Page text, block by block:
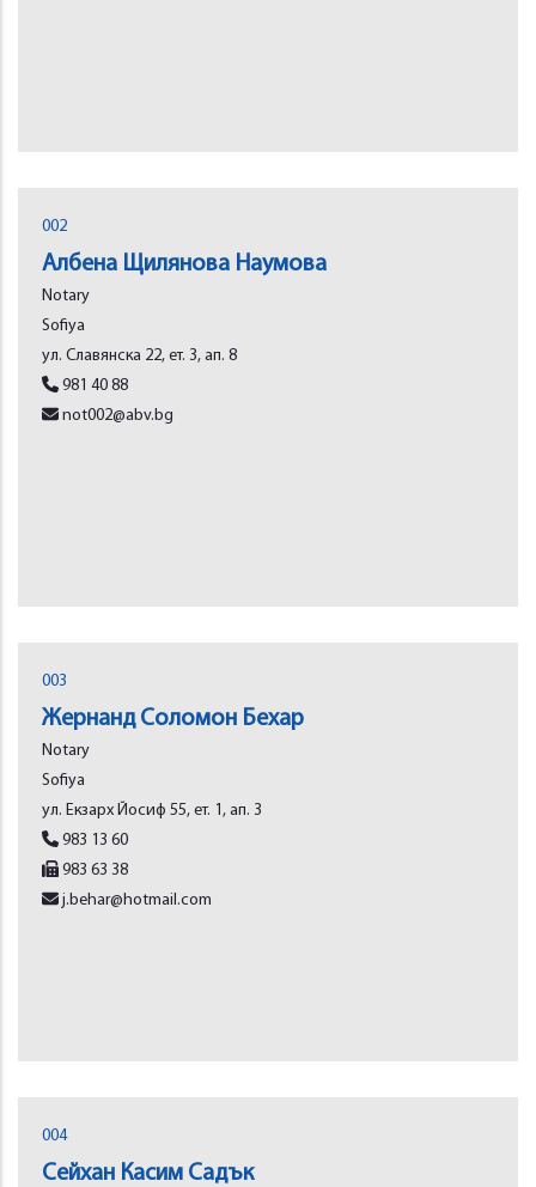
002
Албена Щилянова Наумова
Notary
Sofiya
ул. Славянска 22, ет. 3, ап. 8
981 40 88
not002@abv.bg
003
Жернанд Соломон Бехар
Notary
Sofiya
ул. Екзарх Йосиф 55, ет. 1, ап. 3
983 13 60
983 63 38
j.behar@hotmail.com
004
Сейхан Касим Садък